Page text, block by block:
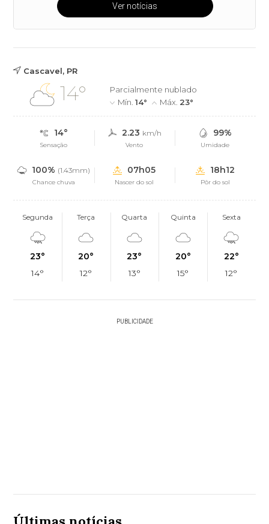
Ver notícias
Cascavel, PR
14°
Parcialmente nublado
Mín.14° Máx. 23°
14°
Sensação
2.23 km/h
Vento
99%
Umidade
100% (1.43mm)
Chance chuva
07h05
Nascer do sol
18h12
Pôr do sol
Segunda
23°
14°
Terça
20°
12°
Quarta
23°
13°
Quinta
20°
15°
Sexta
22°
12°
PUBLICIDADE